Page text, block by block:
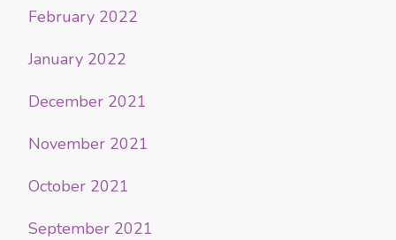
February 2022
January 2022
December 2021
November 2021
October 2021
September 2021